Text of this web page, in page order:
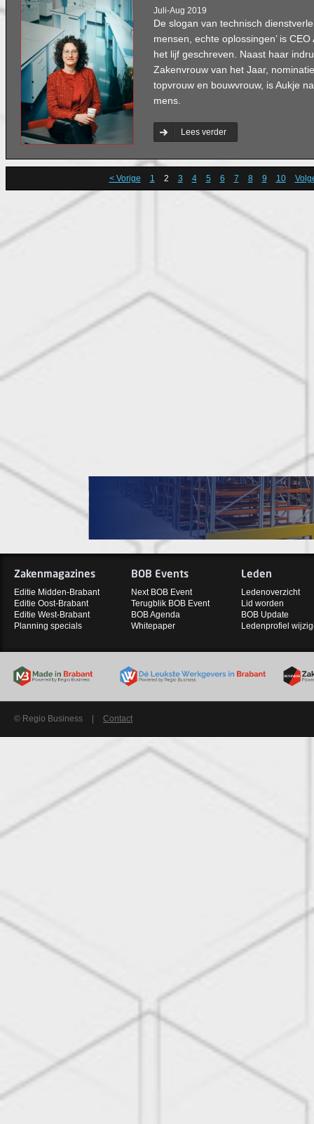
Juli-Aug 2019
De slogan van technisch
mensen, echte oplossingen’ is
het lijf geschreven. Naast haar
Zakenvrouw van het Jaar,
topvrouw en bouwvrouw, is Aukje
mens.
Lees verder
< Vorige 1 2 3 4 5 6 7 8 9 10
Zakenmagazines
Editie Midden-Brabant
Editie Oost-Brabant
Editie West-Brabant
Planning specials
BOB Events
Next BOB Event
Terugblik BOB Event
BOB Agenda
Whitepaper
Leden
Ledenoverzicht
Lid worden
BOB Update
Ledenprofiel
© Regio Business Contact